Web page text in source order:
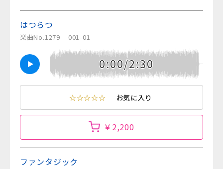
はつらつ
楽曲No.1279 001-01
0:00/2:30
☆☆☆☆☆ お気に入り
￥2,200
ファンタジック